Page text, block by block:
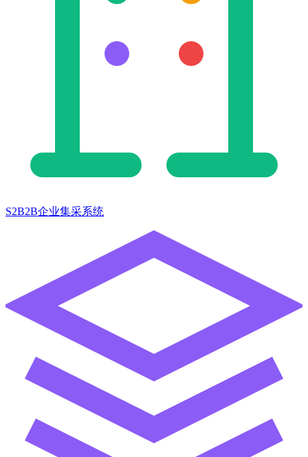
S2B2B企业集采系统